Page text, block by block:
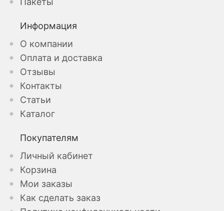
Информация
О компании
Оплата и доставка
Отзывы
Контакты
Статьи
Каталог
Покупателям
Личный кабинет
Корзина
Мои заказы
Как сделать заказ